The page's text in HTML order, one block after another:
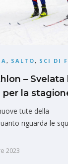
, SALTO, SCI DI
– Svelata
la
tute della
riguarda le
2023